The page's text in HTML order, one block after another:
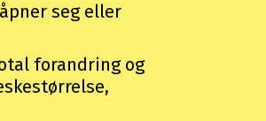
seg eller
forandring og